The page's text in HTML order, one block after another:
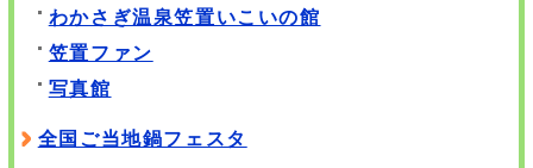
わかさぎ温泉笠置いこいの館
笠置ファン
写真館
全国ご当地鍋フェスタ